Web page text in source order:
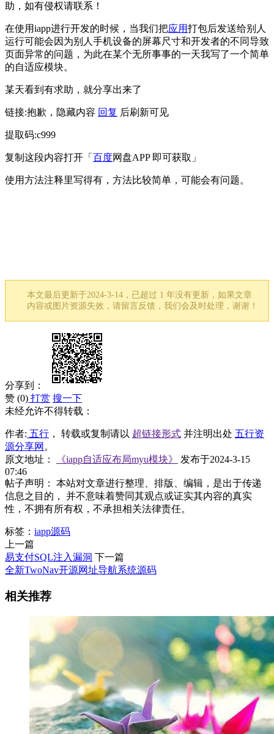
助，如有侵权请联系！
在使用iapp进行开发的时候，当我们把应用打包后发送给别人
运行可能会因为别人手机设备的屏幕尺寸和开发者的不同导致
页面异常的问题，为此在某个无所事事的一天我写了一个简单
的自适应模块。
某天看到有求助，就分享出来了
链接:抱歉，隐藏内容 回复 后刷新可见
提取码:c999
复制这段内容打开「 百度网盘APP 即可获取」
使用方法注释里写得有，方法比较简单，可能会有问题。
本文最后更新于2024-3-14，已超过 1 年没有更新，如果文章
内容或图片资源失效，请留言反馈，我们会及时处理，谢谢！
分享到：
赞 (0) 打赏 搜一下
未经允许不得转载：
作者: 五行 ， 转载或复制请以 超链接形式 并注明出处 五行资
源分享网 。
原文地址：
《iapp自适应布局myu模块》
发布于2024-3-15
07:46
帖子声明： 本站对文章进行整理、排版、编辑，是出于传递
信息之目的， 并不意味着赞同其观点或证实其内容的真实
性，不拥有所有权，不承担相关法律责任。
标签： iapp源码
上一篇
易支付SQL注入漏洞 下一篇
全新TwoNav开源网址导航系统源码
相关推荐